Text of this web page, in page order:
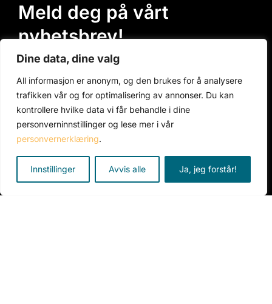
Dine data, dine valg
All informasjon er anonym, og den brukes for å analysere
trafikken vår og for optimalisering av annonser. Du kan
kontrollere hvilke data vi får behandle i dine
personverninnstillinger og lese mer i vår
personvernerklæring.
Innstillinger Avvis alle Ja, jeg forstår!
Meld deg på vårt
nyhetsbrev!
Vår e-postliste gir deg direkte tilgang til
førsteklasses informasjon, spesialtilbud kun for
abonnenter og inspirerende innhold rett i
innboksen din.